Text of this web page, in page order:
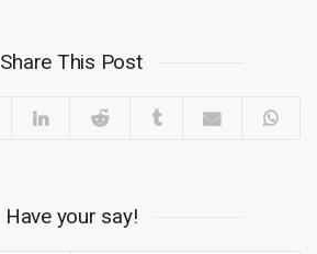
Share This Post
Have your say!